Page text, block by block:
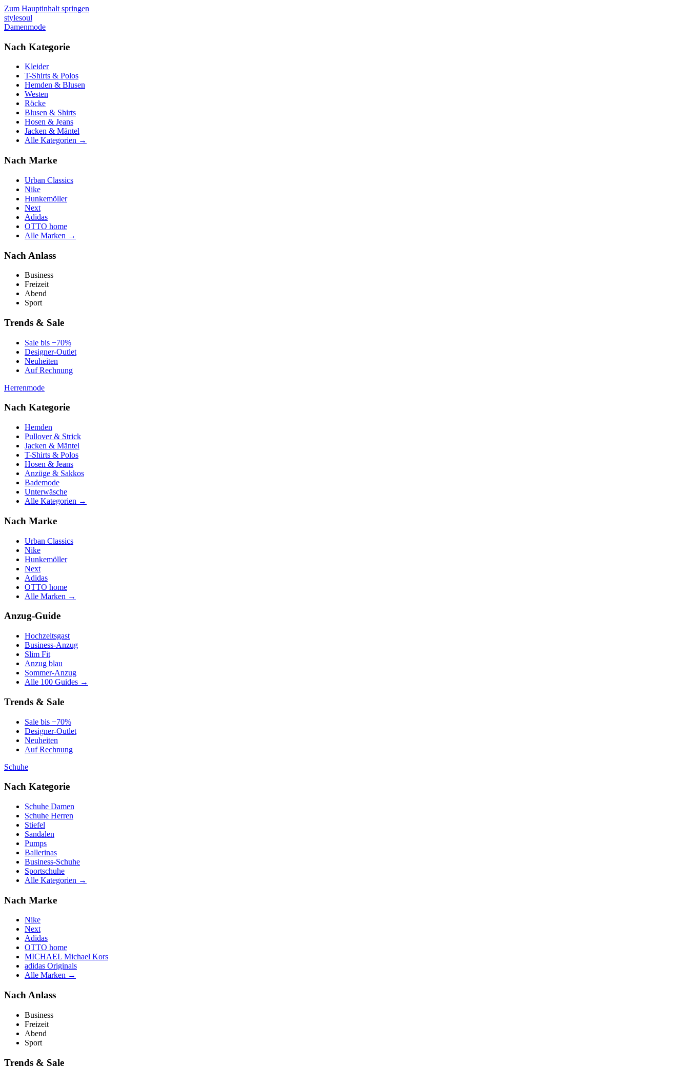
Zum Hauptinhalt springen
stylesoul
Damenmode
Nach Kategorie
Kleider
T-Shirts & Polos
Hemden & Blusen
Westen
Röcke
Blusen & Shirts
Hosen & Jeans
Jacken & Mäntel
Alle Kategorien →
Nach Marke
Urban Classics
Nike
Hunkemöller
Next
Adidas
OTTO home
Alle Marken →
Nach Anlass
Business
Freizeit
Abend
Sport
Trends & Sale
Sale bis −70%
Designer-Outlet
Neuheiten
Auf Rechnung
Herrenmode
Nach Kategorie
Hemden
Pullover & Strick
Jacken & Mäntel
T-Shirts & Polos
Hosen & Jeans
Anzüge & Sakkos
Bademode
Unterwäsche
Alle Kategorien →
Nach Marke
Urban Classics
Nike
Hunkemöller
Next
Adidas
OTTO home
Alle Marken →
Anzug-Guide
Hochzeitsgast
Business-Anzug
Slim Fit
Anzug blau
Sommer-Anzug
Alle 100 Guides →
Trends & Sale
Sale bis −70%
Designer-Outlet
Neuheiten
Auf Rechnung
Schuhe
Nach Kategorie
Schuhe Damen
Schuhe Herren
Stiefel
Sandalen
Pumps
Ballerinas
Business-Schuhe
Sportschuhe
Alle Kategorien →
Nach Marke
Nike
Next
Adidas
OTTO home
MICHAEL Michael Kors
adidas Originals
Alle Marken →
Nach Anlass
Business
Freizeit
Abend
Sport
Trends & Sale